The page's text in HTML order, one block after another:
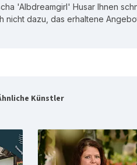
'Albdreamgirl' Husar Ihnen
nicht dazu, das erhaltene
Künstler